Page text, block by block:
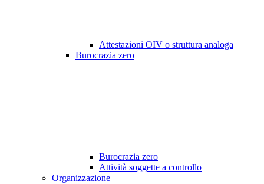
Attestazioni OIV o struttura analoga
Burocrazia zero
Burocrazia zero
Attività soggette a controllo
Organizzazione